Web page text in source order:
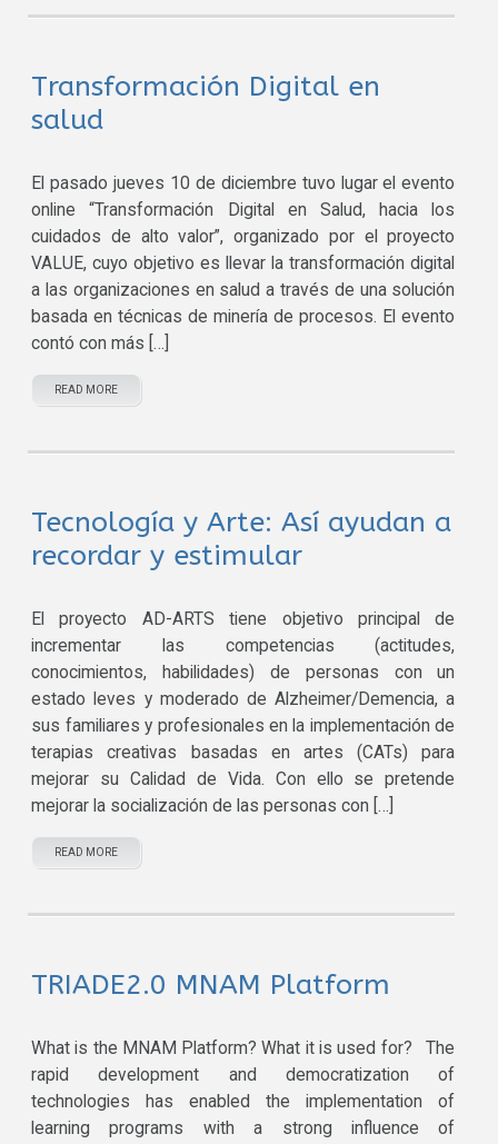
Transformación Digital en
salud
El pasado jueves 10 de diciembre tuvo lugar el evento
online “Transformación Digital en Salud, hacia los
cuidados de alto valor”, organizado por el proyecto
VALUE, cuyo objetivo es llevar la transformación digital
a las organizaciones en salud a través de una solución
basada en técnicas de minería de procesos. El evento
contó con más […]
READ MORE
Tecnología y Arte: Así ayudan a
recordar y estimular
El proyecto AD-ARTS tiene objetivo principal de
incrementar las competencias (actitudes,
conocimientos, habilidades) de personas con un
estado leves y moderado de Alzheimer/Demencia, a
sus familiares y profesionales en la implementación de
terapias creativas basadas en artes (CATs) para
mejorar su Calidad de Vida. Con ello se pretende
mejorar la socialización de las personas con […]
READ MORE
TRIADE2.0 MNAM Platform
What is the MNAM Platform? What it is used for? The
rapid development and democratization of
technologies has enabled the implementation of
learning programs with a strong influence of